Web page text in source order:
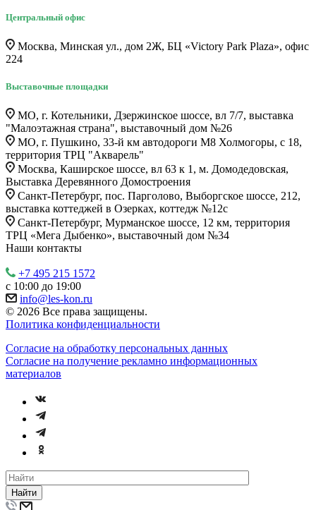
Центральный офис
Москва, Минская ул., дом 2Ж, БЦ «Victory Park Plaza», офис
224
Выставочные площадки
МО, г. Котельники, Дзержинское шоссе, вл 7/7, выставка
"Малоэтажная страна", выставочный дом №26
МО, г. Пушкино, 33-й км автодороги М8 Холмогоры, с 18,
территория ТРЦ "Акварель"
Москва, Каширское шоссе, вл 63 к 1, м. Домодедовская,
Выставка Деревянного Домостроения
Санкт-Петербург, пос. Парголово, Выборгское шоссе, 212,
выставка коттеджей в Озерках, коттедж №12c
Санкт-Петербург, Мурманское шоссе, 12 км, территория
ТРЦ «Мега Дыбенко», выставочный дом №34
Наши контакты
+7 495 215 1572
с 10:00 до 19:00
info@les-kon.ru
© 2026 Все права защищены.
Политика конфиденциальности
Согласие на обработку персональных данных
Согласие на получение рекламно информационных
материалов
Найти